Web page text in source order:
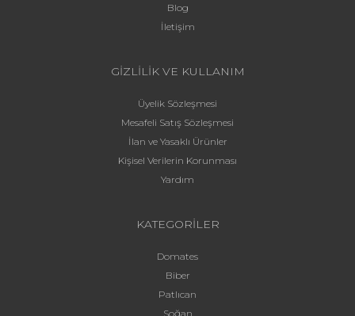
Blog
İletişim
GİZLİLİK VE KULLANIM
Üyelik Sözleşmesi
Mesafeli Satış Sözleşmesi
İlan ve Yasaklı Ürünler
Kişisel Verilerin Korunması
Yardım
KATEGORİLER
Domates
Biber
Patlıcan
Soğan